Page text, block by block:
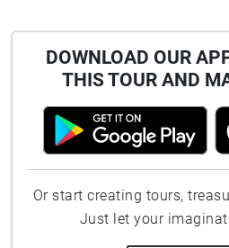
DOWNLOAD OUR
THIS TOUR AND
Or start creating tours,
Just let your